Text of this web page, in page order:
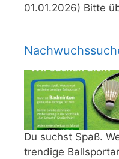
01.01.2026) Bitte
Du suchst Spaß.
trendige